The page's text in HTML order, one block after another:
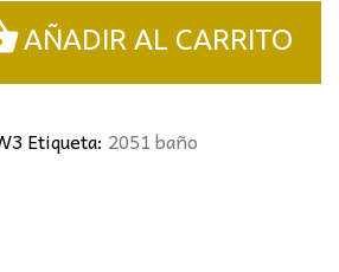
AÑADIR AL CARRITO
Etiqueta: 2051 baño